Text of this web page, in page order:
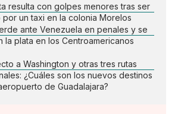
resulta con golpes menores tras ser
por un taxi en la colonia Morelos
ante Venezuela en penales y se
la plata en los Centroamericanos
a Washington y otras tres rutas
¿Cuáles son los nuevos destinos
de Guadalajara?